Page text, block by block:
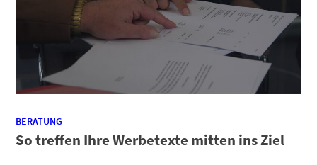
BERATUNG
So treffen Ihre Werbetexte mitten ins Ziel